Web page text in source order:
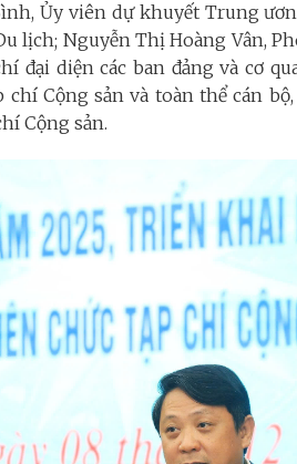
Ủy viên dự khuyết Trung
lịch; Nguyễn Thị Hoàng Vân,
đại diện các ban đảng và cơ
Cộng sản và toàn thể cán
Cộng sản.